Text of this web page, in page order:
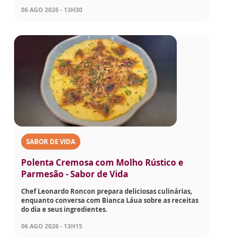
06 AGO 2026 - 13H30
SABOR DE VIDA
Polenta Cremosa com Molho Rústico e
Parmesão - Sabor de Vida
Chef Leonardo Roncon prepara deliciosas culinárias,
enquanto conversa com Bianca Láua sobre as receitas
do dia e seus ingredientes.
06 AGO 2026 - 13H15